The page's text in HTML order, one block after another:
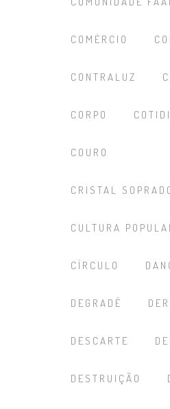
COMÉRCIO
CONTRALUZ
CORPO
COURO
CRISTAL
CULTURA
CÍRCULO
DEGRADÊ
DESCARTE
DESTRUIÇÃO